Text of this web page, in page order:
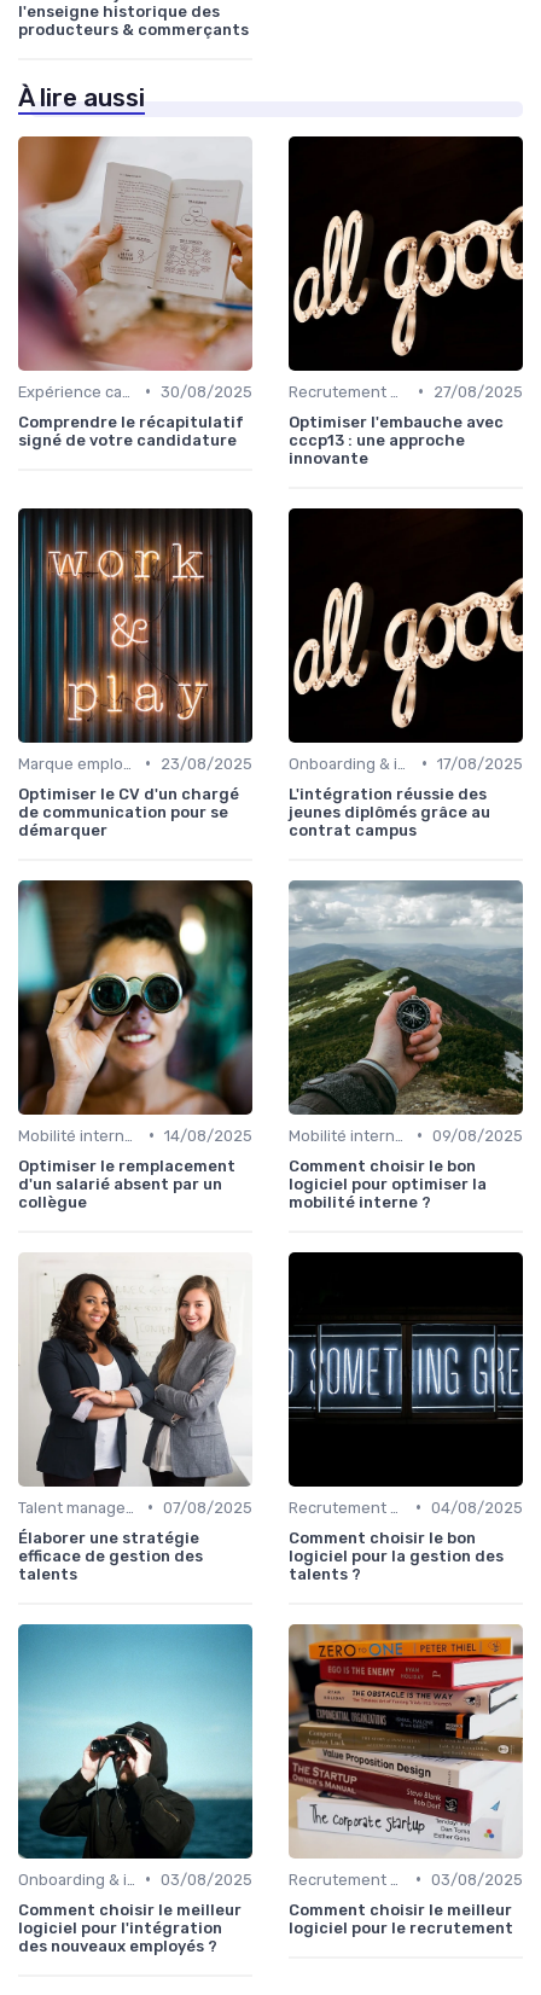
l'enseigne historique des
producteurs & commerçants
À lire aussi
• 30/08/2025
Comprendre le récapitulatif
signé de votre candidature
•
27/08/2025
Optimiser l'embauche avec
cccp13 : une approche
innovante
•
23/08/2025
Optimiser le CV d'un chargé
de communication pour se
démarquer
• 17/08/2025
L'intégration réussie des
jeunes diplômés grâce au
contrat campus
• 14/08/2025
Optimiser le remplacement
d'un salarié absent par un
collègue
• 09/08/2025
Comment choisir le bon
logiciel pour optimiser la
mobilité interne ?
• 07/08/2025
Élaborer une stratégie
efficace de gestion des
talents
• 04/08/2025
Comment choisir le bon
logiciel pour la gestion des
talents ?
• 03/08/2025
Comment choisir le meilleur
logiciel pour l'intégration
des nouveaux employés ?
• 03/08/2025
Comment choisir le meilleur
logiciel pour le recrutement